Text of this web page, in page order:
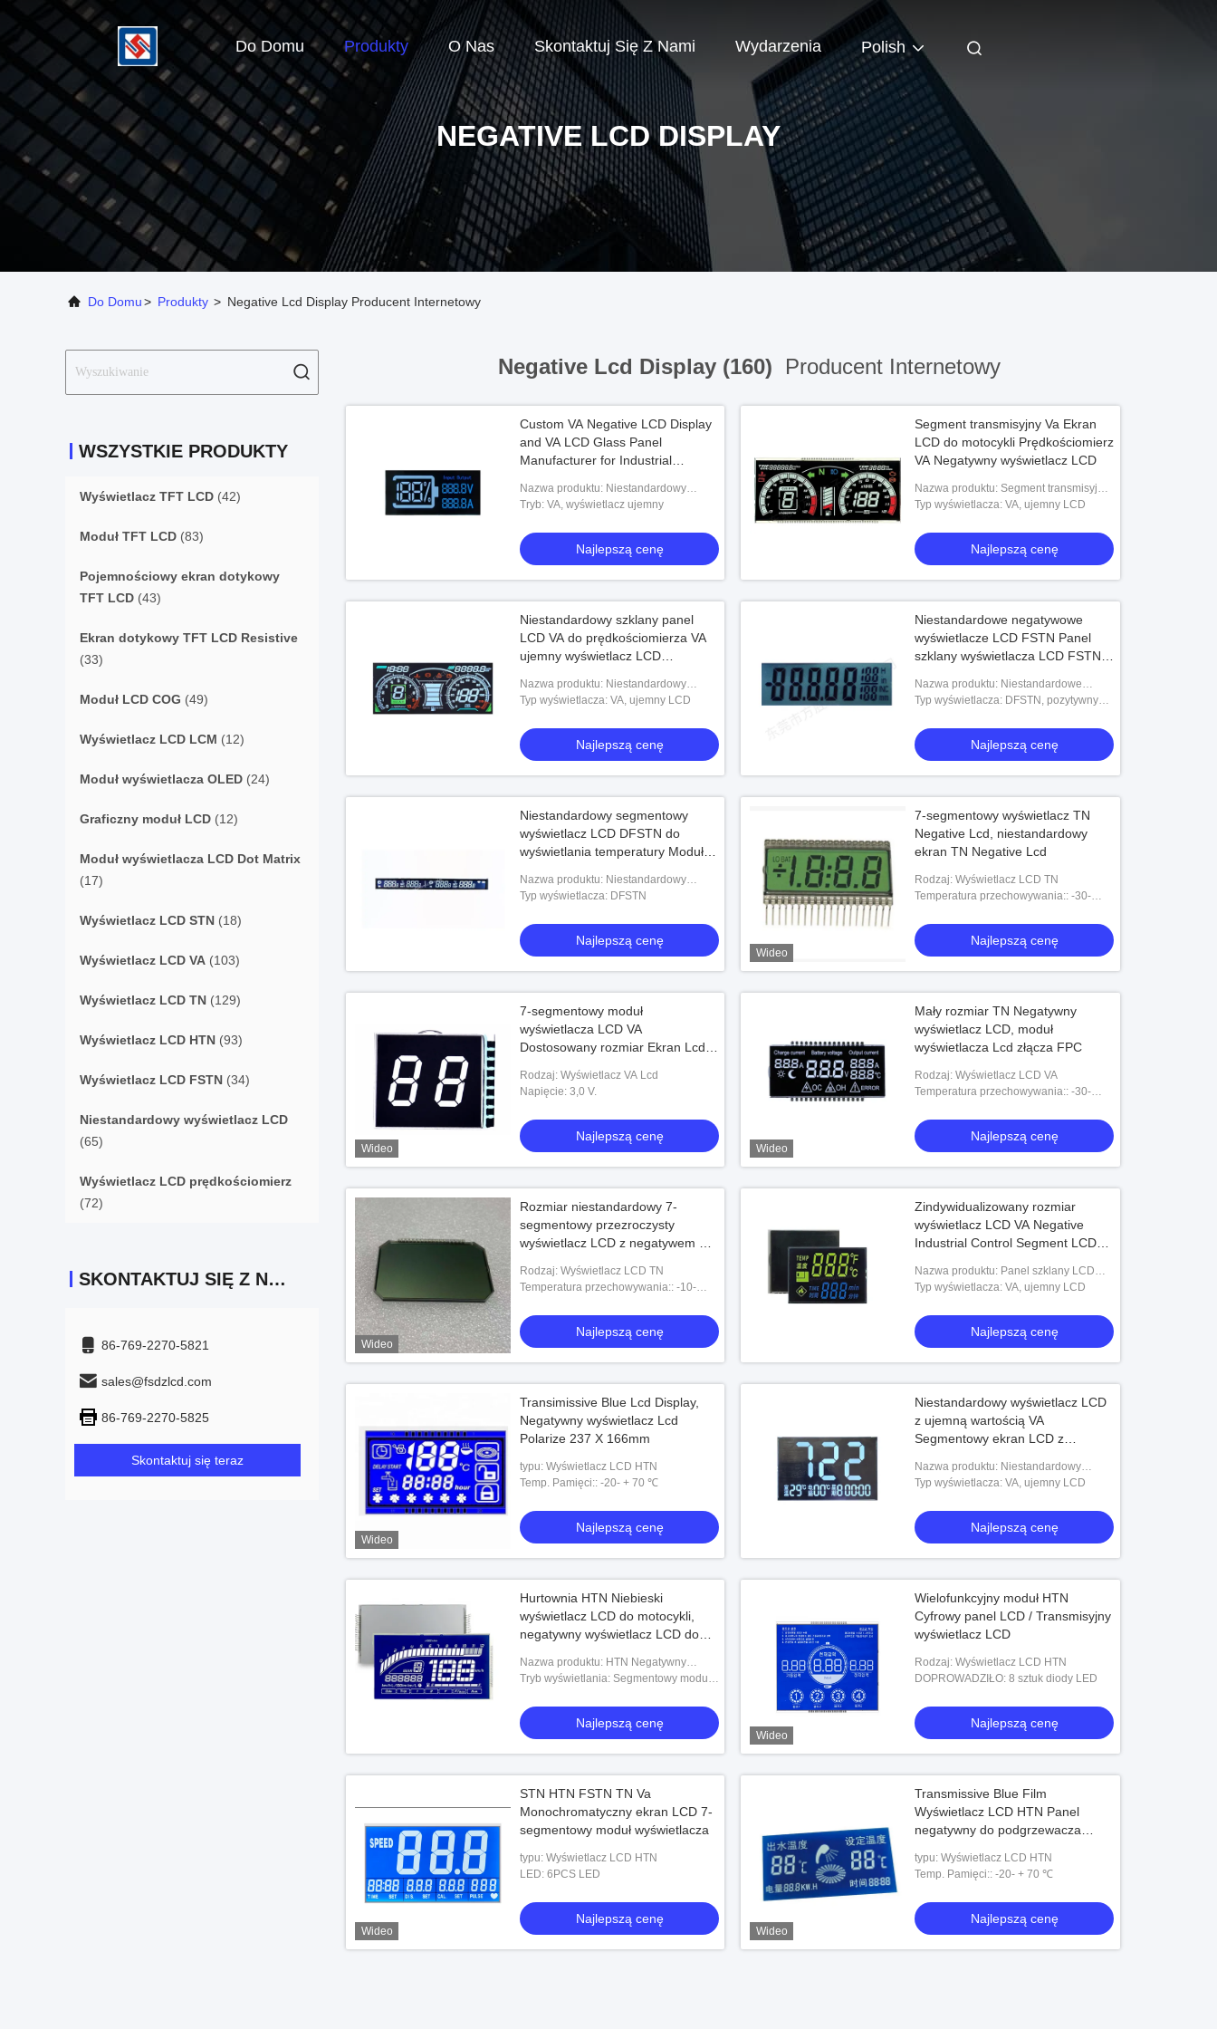
Do Domu Produkty O Nas Skontaktuj Się Z Nami Wydarzenia Polish
NEGATIVE LCD DISPLAY
Do Domu> Produkty > Negative Lcd Display Producent Internetowy
WSZYSTKIE PRODUKTY
Wyświetlacz TFT LCD (42)
Moduł TFT LCD (83)
Pojemnościowy ekran dotykowy
TFT LCD (43)
Ekran dotykowy TFT LCD Resistive
(33)
Moduł LCD COG (49)
Wyświetlacz LCD LCM (12)
Moduł wyświetlacza OLED (24)
Graficzny moduł LCD (12)
Moduł wyświetlacza LCD Dot Matrix
(17)
Wyświetlacz LCD STN (18)
Wyświetlacz LCD VA (103)
Wyświetlacz LCD TN (129)
Wyświetlacz LCD HTN (93)
Wyświetlacz LCD FSTN (34)
Niestandardowy wyświetlacz LCD
(65)
Wyświetlacz LCD prędkościomierz
(72)
SKONTAKTUJ SIĘ Z NAMI
86-769-2270-5821
sales@fsdzlcd.com
86-769-2270-5825
Skontaktuj się teraz
Negative Lcd Display (160) Producent Internetowy
Custom VA Negative LCD Display
and VA LCD Glass Panel
Manufacturer for Industrial
Nazwa produktu: Niestandardowy
wyświetlacz VA ujemny LCD i producent
zastosowań przemysło
Tryb: VA, wyświetlacz ujemny
Najlepszą cenę
Segment transmisyjny Va Ekran
LCD do motocykli Prędkościomierz
VA Negatywny wyświetlacz LCD
Nazwa produktu: Segment transmisyjny
Va Ekran LCD do motocykli
wyświetlacz LCD
Typ wyświetlacza: VA, ujemny LCD
Najlepszą cenę
Niestandardowy szklany panel
LCD VA do prędkościomierza VA
ujemny wyświetlacz LCD
Nazwa produktu: Niestandardowy
szklany panel LCD VA do
wyświetlacz LCD Segmentowy wyświet
Typ wyświetlacza: VA, ujemny LCD
Najlepszą cenę
Niestandardowe negatywowe
wyświetlacze LCD FSTN Panel
szklany wyświetlacza LCD FSTN
Nazwa produktu: Niestandardowe
negatywowe wyświetlacze LCD FSTN
do suwmiarki z n
Typ wyświetlacza: DFSTN, pozytywny
Najlepszą cenę
Niestandardowy segmentowy
wyświetlacz LCD DFSTN do
wyświetlania temperatury Moduł
DFSTN
Nazwa produktu: Niestandardowy
segmentowy wyświetlacz LCD DFSTN
ujemnego wyświetla
Typ wyświetlacza: DFSTN
Najlepszą cenę
Wideo
7-segmentowy wyświetlacz TN
Negative Lcd, niestandardowy
ekran TN Negative Lcd
Rodzaj: Wyświetlacz LCD TN
Temperatura przechowywania:: -30-
Najlepszą cenę
Wideo
7-segmentowy moduł
wyświetlacza LCD VA
Dostosowany rozmiar Ekran Lcd
16-segmentowy moduł Lcd
Rodzaj: Wyświetlacz VA Lcd
Napięcie: 3,0 V.
Najlepszą cenę
Wideo
Mały rozmiar TN Negatywny
wyświetlacz LCD, moduł
wyświetlacza Lcd złącza FPC
Rodzaj: Wyświetlacz LCD VA
Temperatura przechowywania:: -30-
Najlepszą cenę
Wideo
Rozmiar niestandardowy 7-
segmentowy przezroczysty
wyświetlacz LCD z negatywem TN
Rodzaj: Wyświetlacz LCD TN
Temperatura przechowywania:: -10-
Najlepszą cenę
Zindywidualizowany rozmiar
wyświetlacz LCD VA Negative
Industrial Control Segment LCD
Nazwa produktu: Panel szklany LCD
VA/EBTN, wzmocniony czarny TN
Typ wyświetlacza: VA, ujemny LCD
Najlepszą cenę
Wideo
Transimissive Blue Lcd Display,
Negatywny wyświetlacz Lcd
Polarize 237 X 166mm
typu: Wyświetlacz LCD HTN
Temp. Pamięci:: -20- + 70 ℃
Najlepszą cenę
Niestandardowy wyświetlacz LCD
z ujemną wartością VA
Segmentowy ekran LCD z
wyświetlacz LCD typu VA
Nazwa produktu: Niestandardowy
wyświetlacz LCD z ujemną wartością VA
podświetleniem Transmisy
Typ wyświetlacza: VA, ujemny LCD
Najlepszą cenę
Hurtownia HTN Niebieski
wyświetlacz LCD do motocykli,
negatywny wyświetlacz LCD do
kolorowy ekran HTN
Nazwa produktu: HTN Negatywny
wyświetlacz LCD
Tryb wyświetlania: Segmentowy moduł
Najlepszą cenę
Wideo
Wielofunkcyjny moduł HTN
Cyfrowy panel LCD / Transmisyjny
wyświetlacz LCD
Rodzaj: Wyświetlacz LCD HTN
DOPROWADZIŁO: 8 sztuk diody LED
Najlepszą cenę
Wideo
STN HTN FSTN TN Va
Monochromatyczny ekran LCD 7-
segmentowy moduł wyświetlacza
typu: Wyświetlacz LCD HTN
LED: 6PCS LED
Najlepszą cenę
Wideo
Transmissive Blue Film
Wyświetlacz LCD HTN Panel
negatywny do podgrzewacza
typu: Wyświetlacz LCD HTN
Temp. Pamięci:: -20- + 70 ℃
Najlepszą cenę